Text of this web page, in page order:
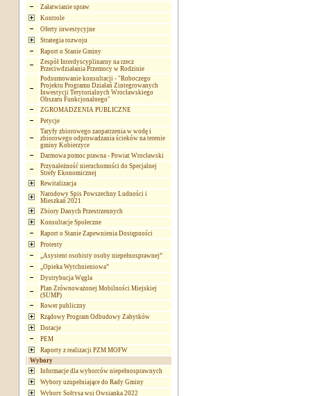
Załatwianie spraw
Kontrole
Oferty inwestycyjne
Strategia rozwoju
Raport o Stanie Gminy
Zespół Interdyscyplinarny na rzecz
Przeciwdziałania Przemocy w Rodzinie
Podsumowanie konsultacji - "Roboczego
Projektu Programu Działań Zintegrowanych
Inwestycji Terytorialnych Wrocławskiego
Obszaru Funkcjonalnego"
ZGROMADZENIA PUBLICZNE
Petycje
Taryfy zbiorowego zaopatrzenia w wodę i
zbiorowego odprowadzania ścieków na terenie
gminy Kobierzyce
Darmowa pomoc prawna - Powiat Wrocławski
Przynależność nieruchomości do Specjalnej
Strefy Ekonomicznej
Rewitalizacja
Narodowy Spis Powszechny Ludności i
Mieszkań 2021
Zbiory Danych Przestrzennych
Konsultacje Społeczne
Raport o Stanie Zapewnienia Dostępności
Protesty
„Asystent osobisty osoby niepełnosprawnej”
„Opieka Wytchnieniowa”
Dystrybucja Węgla
Plan Zrównoważonej Mobilności Miejskiej
(SUMP)
Rower publiczny
Rządowy Program Odbudowy Zabytków
Dotacje
PEM
Raporty z realizacji PZM MOFW
Wybory
Informacje dla wyborców niepełnosprawnych
Wybory uzupełniające do Rady Gminy
Wybory Sołtysa wsi Owsianka 2022